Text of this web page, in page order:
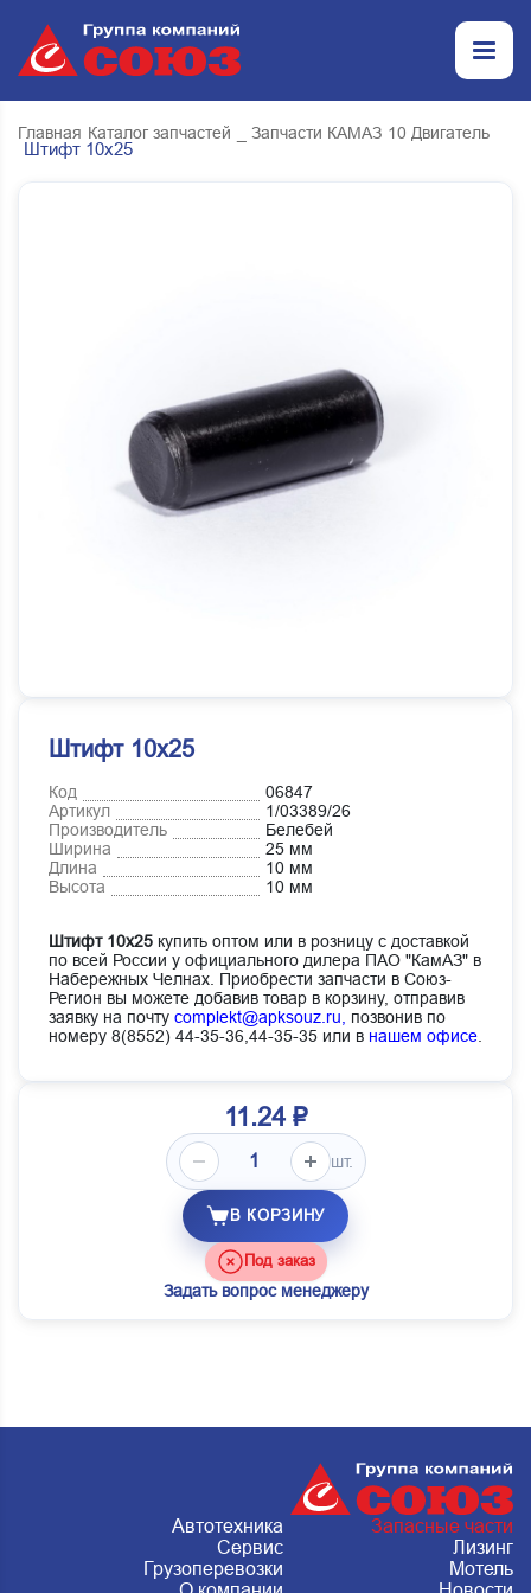
Главная Каталог запчастей _ Запчасти КАМАЗ 10 Двигатель
Штифт 10х25
Штифт 10х25
Код
06847
Артикул
1/03389/26
Производитель
Белебей
Ширина
25 мм
Длина
10 мм
Высота
10 мм
Штифт 10х25 купить оптом или в розницу с доставкой
по всей России у официального дилера ПАО "КамАЗ" в
Набережных Челнах. Приобрести запчасти в Союз-
Регион вы можете добавив товар в корзину, отправив
заявку на почту complekt@apksouz.ru,
позвонив по
номеру 8(8552) 44-35-36,44-35-35 или в нашем офисе
11.24 ₽
шт.
В КОРЗИНУ
Под заказ
Задать вопрос менеджеру
Автотехника
Запасные части
Сервис
Лизинг
Грузоперевозки
Мотель